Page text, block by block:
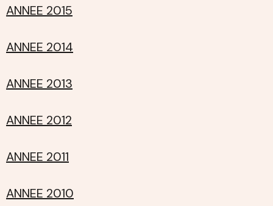
ANNEE 2015
ANNEE 2014
ANNEE 2013
ANNEE 2012
ANNEE 2011
ANNEE 2010